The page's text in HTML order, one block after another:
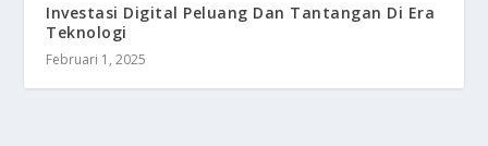
Investasi Digital Peluang Dan Tantangan Di Era
Teknologi
Februari 1, 2025